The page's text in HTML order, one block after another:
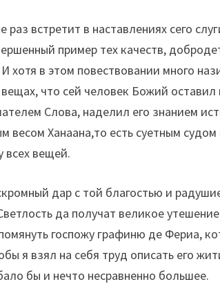
встретит в наставлениях сего
пример тех качеств,
хотя в этом повествовании много
что сей человек Божий
Слова, наделил его знанием
весом Ханаана,то есть суетным
вещей.
дар с той благостью и
да получат великое
госпожу графиню де Фериа,
я взял на себя труд описать его
бы и нечто несравненно большее.